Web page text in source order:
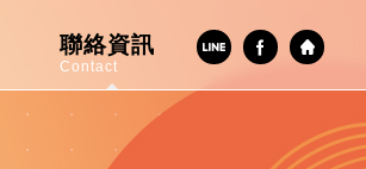
Contact
聯絡資訊